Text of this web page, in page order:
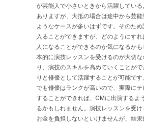
が芸能人で小さいときから活躍してい
ありますが、大抵の場合は途中から芸能
ようなケースが多いはずです。そのた
入ることができますが、どのようにす
人になることができるのか気になるか
本的に演技レッスンを受けるのが大切
り、演技のスキルを高めていくことが
りと俳優として活躍することが可能で
でも俳優はランクが高いので、実際に
することができれば、CMに出演するよ
るかもしれません。演技レッスンを受
お金を負担しないといけませんが、結